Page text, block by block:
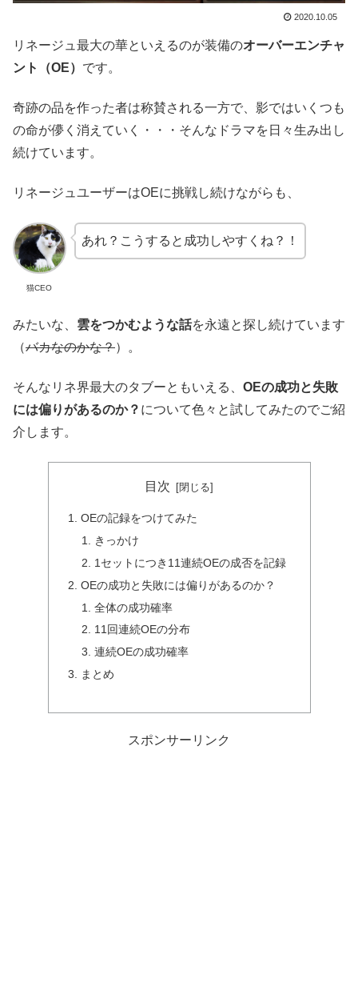
2020.10.05
リネージュ最大の華といえるのが装備のオーバーエンチャ
ント（OE） です。
奇跡の品を作った者は称賛される一方で、影ではいくつも
の命が儚く消えていく・・・そんなドラマを日々生み出し
続けています。
リネージュユーザーはOEに挑戦し続けながらも、
猫CEO
あれ？こうすると成功しやすくね？！
みたいな、 雲をつかむような話を永遠と探し続けています
（バカなのかな？）。
そんなリネ界最大のタブーともいえる、 OEの成功と失敗
には偏りがあるのか？ について色々と試してみたのでご紹
介します。
目次
OEの記録をつけてみた
きっかけ
1セットにつき11連続OEの成否を記録
OEの成功と失敗には偏りがあるのか？
全体の成功確率
11回連続OEの分布
連続OEの成功確率
まとめ
スポンサーリンク